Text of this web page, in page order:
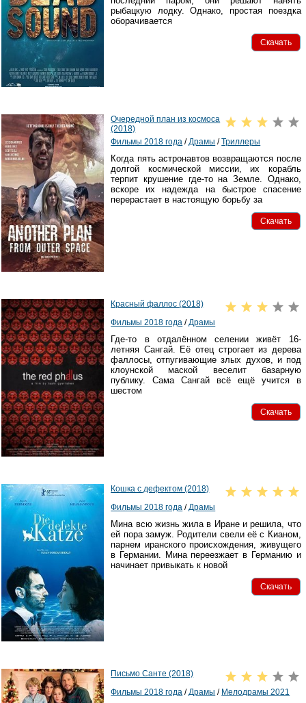
рыбацкую лодку. Однако, простая поездка
оборачивается
Скачать
Очередной план из космоса
(2018)
Фильмы 2018 года /Драмы /Триллеры
Когда пять астронавтов возвращаются после
долгой космической миссии, их корабль
терпит крушение где-то на Земле. Однако,
вскоре их надежда на быстрое спасение
перерастает в настоящую борьбу за
Скачать
Красный фаллос (2018)
Фильмы 2018 года /Драмы
Где-то в отдалённом селении живёт 16-
летняя Сангай. Её отец строгает из дерева
фаллосы, отпугивающие злых духов, и под
клоунской маской веселит базарную
публику. Сама Сангай всё ещё учится в
шестом
Скачать
Кошка с дефектом (2018)
Фильмы 2018 года /Драмы
Мина всю жизнь жила в Иране и решила, что
ей пора замуж. Родители свели её с Кианом,
парнем иранского происхождения, живущего
в Германии. Мина переезжает в Германию и
начинает привыкать к новой
Скачать
Письмо Санте (2018)
Фильмы 2018 года /Драмы / Мелодрамы 2021